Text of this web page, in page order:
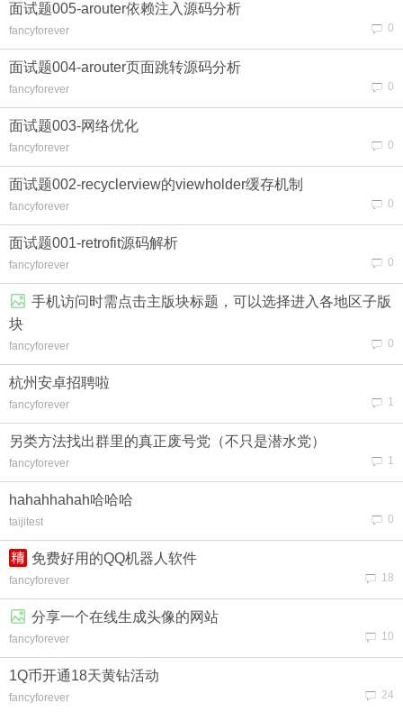
面试题005-arouter依赖注入源码分析
fancyforever 0
面试题004-arouter页面跳转源码分析
fancyforever 0
面试题003-网络优化
fancyforever 0
面试题002-recyclerview的viewholder缓存机制
fancyforever 0
面试题001-retrofit源码解析
fancyforever 0
手机访问时需点击主版块标题，可以选择进入各地区子版
块
fancyforever 0
杭州安卓招聘啦
fancyforever 1
另类方法找出群里的真正废号党（不只是潜水党）
fancyforever 1
hahahhahah哈哈哈
taijitest 0
免费好用的QQ机器人软件
fancyforever 18
分享一个在线生成头像的网站
fancyforever 10
1Q币开通18天黄钻活动
fancyforever 24